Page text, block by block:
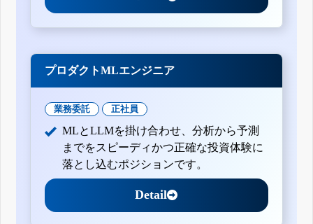
プロダクトMLエンジニア
業務委託 正社員
MLとLLMを掛け合わせ、分析から予測
までをスピーディかつ正確な投資体験に
落とし込むポジションです。
Detail